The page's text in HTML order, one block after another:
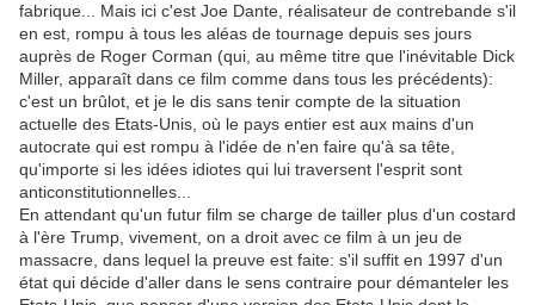
fabrique... Mais ici c'est Joe Dante, réalisateur de contrebande s'il
en est, rompu à tous les aléas de tournage depuis ses jours
auprès de Roger Corman (qui, au même titre que l'inévitable Dick
Miller, apparaît dans ce film comme dans tous les précédents):
c'est un brûlot, et je le dis sans tenir compte de la situation
actuelle des Etats-Unis, où le pays entier est aux mains d'un
autocrate qui est rompu à l'idée de n'en faire qu'à sa tête,
qu'importe si les idées idiotes qui lui traversent l'esprit sont
anticonstitutionnelles...
En attendant qu'un futur film se charge de tailler plus d'un costard
à l'ère Trump, vivement, on a droit avec ce film à un jeu de
massacre, dans lequel la preuve est faite: s'il suffit en 1997 d'un
état qui décide d'aller dans le sens contraire pour démanteler les